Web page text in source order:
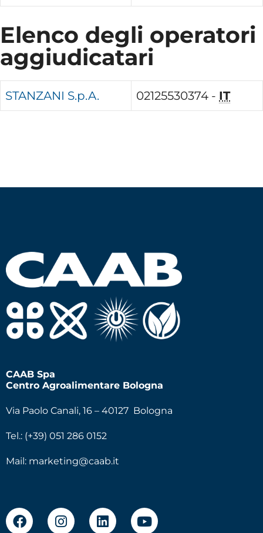
Elenco degli operatori
aggiudicatari
STANZANI S.p.A. 02125530374 - IT
CAAB Spa
Centro Agroalimentare Bologna
Via Paolo Canali, 16 – 40127 Bologna
Tel.: (+39) 051 286 0152
Mail: marketing@caab.it